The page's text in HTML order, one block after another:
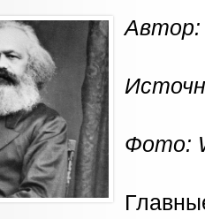
Автор:
Фото: